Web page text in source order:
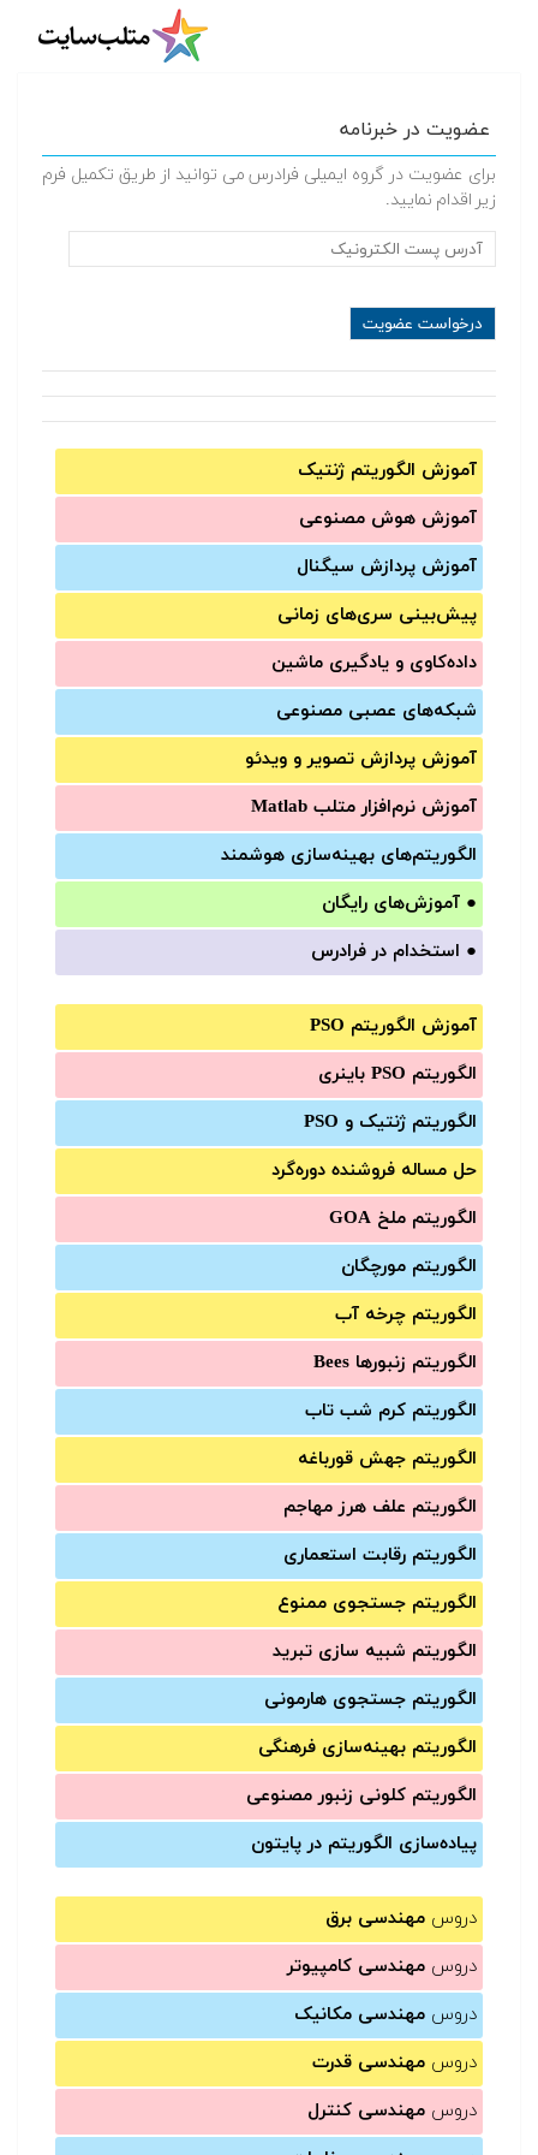
عضویت در خبرنامه
برای عضویت در گروه ایمیلی فرادرس می توانید از طریق تکمیل فرم
زیر اقدام نمایید.
آموزش الگوریتم ژنتیک
آموزش‌ هوش مصنوعی
آموزش‌ پردازش سیگنال
پیش‌‌بینی سری‌‌های زمانی
داده‌کاوی و یادگیری ماشین
شبکه‌های عصبی مصنوعی
آموزش‌ پردازش تصویر و ویدئو
آموزش‌ نرم‌افزار متلب Matlab
الگوریتم‌های بهینه‌سازی هوشمند
● آموزش‌های رایگان
● استخدام در فرادرس
آموزش الگوریتم PSO
الگوریتم PSO باینری
الگوریتم ژنتیک و PSO
حل مساله فروشنده دوره‌گرد
الگوریتم ملخ GOA
الگوریتم مورچگان
الگوریتم چرخه آب
الگوریتم زنبورها Bees
الگوریتم کرم شب تاب
الگوریتم جهش قورباغه
الگوریتم علف هرز مهاجم
الگوریتم رقابت استعماری
الگوریتم جستجوی ممنوع
الگوریتم شبیه سازی تبرید
الگوریتم جستجوی هارمونی
الگوریتم بهینه‌سازی فرهنگی
الگوریتم کلونی زنبور مصنوعی
پیاده‌سازی الگوریتم در پایتون
دروس مهندسی برق
دروس مهندسی کامپیوتر
دروس مهندسی مکانیک
دروس مهندسی قدرت
دروس مهندسی کنترل